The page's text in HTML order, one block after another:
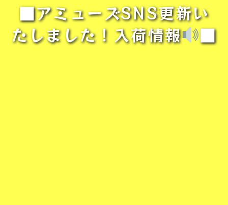
■アミューズSNS更新い
たしました！入荷情報
■